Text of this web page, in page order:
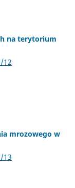
na terytorium
12
mrozowego w
13